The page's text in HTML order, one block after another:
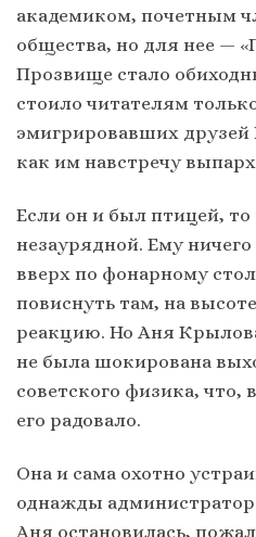
академиком, почетным
общества, но для нее —
Прозвище стало
стоило читателям
эмигрировавших друзей
как им навстречу
Если он и был птицей, то
незаурядной. Ему
вверх по фонарному
повиснуть там, на
реакцию. Но Аня
не была шокирована
советского физика, что,
его радовало.
Она и сама охотно
однажды
Аня остановилась,